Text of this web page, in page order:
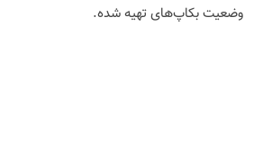
وضعیت بکاپ‌های تهیه شده.